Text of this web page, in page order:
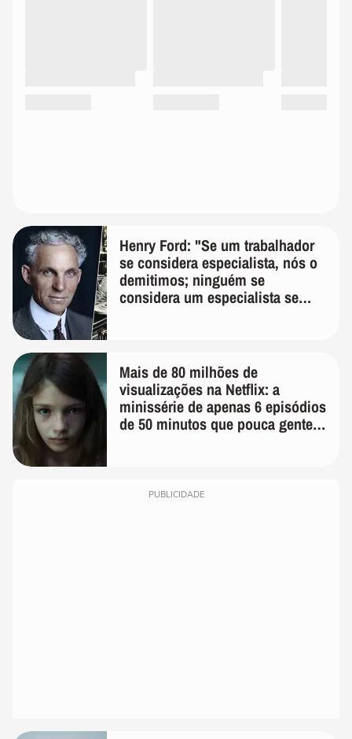
Henry Ford: "Se um trabalhador
se considera especialista, nós o
demitimos; ninguém se
considera um especialista se
Mais de 80 milhões de
visualizações na Netflix: a
minissérie de apenas 6 episódios
de 50 minutos que pouca gente
PUBLICIDADE